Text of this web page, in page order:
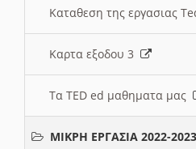
Καταθεση της εργασιας
Καρτα εξοδου 3
Τα TED ed μαθηματα μας
ΜΙΚΡΗ ΕΡΓΑΣΙΑ 2022-2023